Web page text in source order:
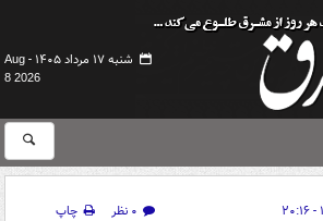
شنبه ۱۷ مرداد ۱۴۰۵ -
Aug
8 2026
۰ نظر
چاپ